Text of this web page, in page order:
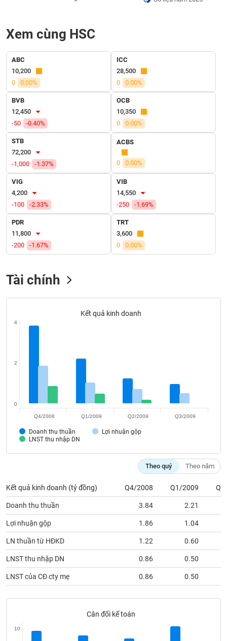
Xem cùng HSC
ABC
10,200
0
0.00%
ICC
28,500
0
0.00%
BVB
12,450
-50
-0.40%
OCB
10,350
0
0.00%
STB
72,200
-1,000
-1.37%
ACBS
0 0.00%
VIG
4,200
-100
-2.33%
VIB
14,550
-250
-1.69%
PDR
11,800
-200
-1.67%
TRT
3,600
0
0.00%
Tài chính
Kết quả kinh doanh
Doanh thu thuần
Lợi nhuận gộp
LNST thu nhập DN
0
2
4
Q4/2008 Q1/2009 Q2/2009 Q3/2009
Theo quý Theo năm
Kết quả kinh doanh (tỷ đồng) Q4/2008 Q1/2009
Doanh thu thuần 3.84 2.21
Lợi nhuận gộp 1.86 1.04
LN thuần từ HĐKD 1.22 0.60
LNST thu nhập DN 0.86 0.50
LNST của CĐ cty mẹ 0.86 0.50
Cân đối kế toán
10
TÀI
CHÍNH
CÔNG
THÔNG
TIN
DỊCH
VỤ
TRUYỀN
THÔNG
Mã
chứng
khoán
Chứng chỉ quỹ Chứng
Lãnh
đạo
(-)
Tất cả Người liên quan Cổ đông lớn
Tin
tức
(-)
Bài
giả